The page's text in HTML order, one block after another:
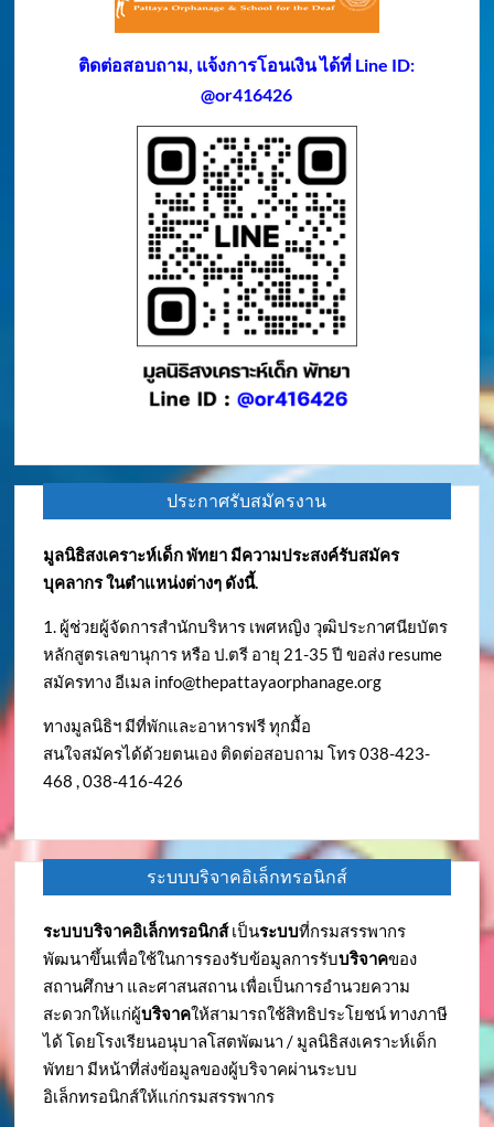
ติดต่อสอบถาม, แจ้งการโอนเงิน ได้ที่ Line ID:
@or416426
ประกาศรับสมัครงาน
มูลนิธิสงเคราะห์เด็ก พัทยา มีความประสงค์รับสมัคร
บุคลากร ในตำแหน่งต่างๆ ดังนี้.
1. ผู้ช่วยผู้จัดการสำนักบริหาร เพศหญิง วุฒิประกาศนียบัตร
หลักสูตรเลขานุการ หรือ ป.ตรี อายุ 21-35 ปี ขอส่ง resume
สมัครทาง อีเมล info@thepattayaorphanage.org
ทางมูลนิธิฯ มีที่พักและอาหารฟรี ทุกมื้อ
สนใจสมัครได้ด้วยตนเอง ติดต่อสอบถาม โทร 038-423-
468 , 038-416-426
ระบบบริจาคอิเล็กทรอนิกส์
ระบบบริจาคอิเล็กทรอนิกส์เป็นระบบที่กรมสรรพากร
พัฒนาขึ้นเพื่อใช้ในการรองรับข้อมูลการรับบริจาคของ
สถานศึกษา และศาสนสถาน เพื่อเป็นการอำนวยความ
สะดวกให้แก่ผู้บริจาคให้สามารถใช้สิทธิประโยชน์ ทางภาษี
ได้ โดยโรงเรียนอนุบาลโสตพัฒนา / มูลนิธิสงเคราะห์เด็ก
พัทยา มีหน้าที่ส่งข้อมูลของผู้บริจาคผ่านระบบ
อิเล็กทรอนิกส์ให้แก่กรมสรรพากร